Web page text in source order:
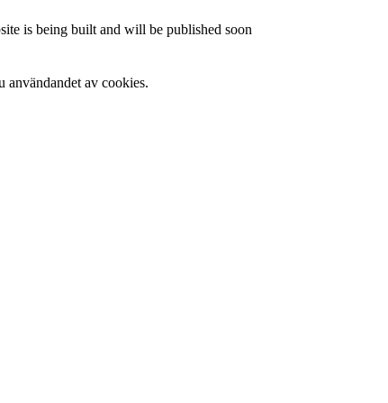
is being built and will be published soon
användandet av cookies.